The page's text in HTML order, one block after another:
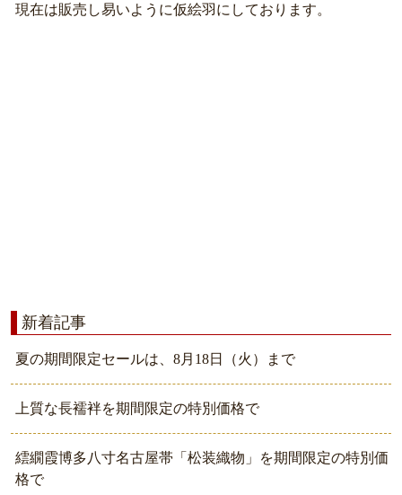
現在は販売し易いように仮絵羽にしております。
新着記事
夏の期間限定セールは、8月18日（火）まで
上質な長襦袢を期間限定の特別価格で
繧繝霞博多八寸名古屋帯「松装織物」を期間限定の特別価
格で